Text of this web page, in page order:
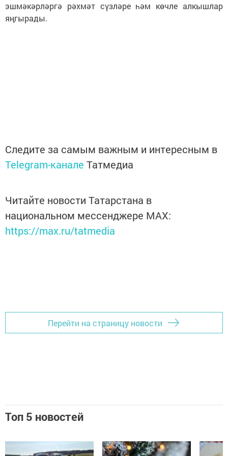
эшмәкәрләргә рәхмәт сүзләре һәм көчле алкышлар
яңгырады.
Следите за самым важным и интересным в
Telegram-канале Татмедиа
Читайте новости Татарстана в
национальном мессенджере MАХ:
https://max.ru/tatmedia
Перейти на страницу новости
Топ 5 новостей